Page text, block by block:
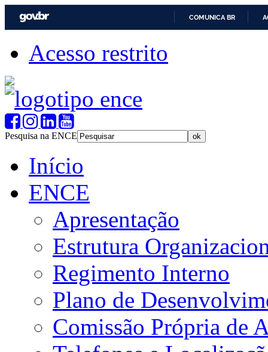
COMUNICA BR
Acesso restrito
Pesquisa na ENCE
Início
ENCE
Apresentação
Estrutura
Regimento Interno
Plano de
Comissão Própria de